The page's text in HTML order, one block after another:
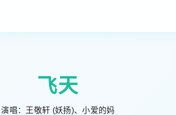
飞天
演唱：王敬轩 (妖扬)、小爱的妈